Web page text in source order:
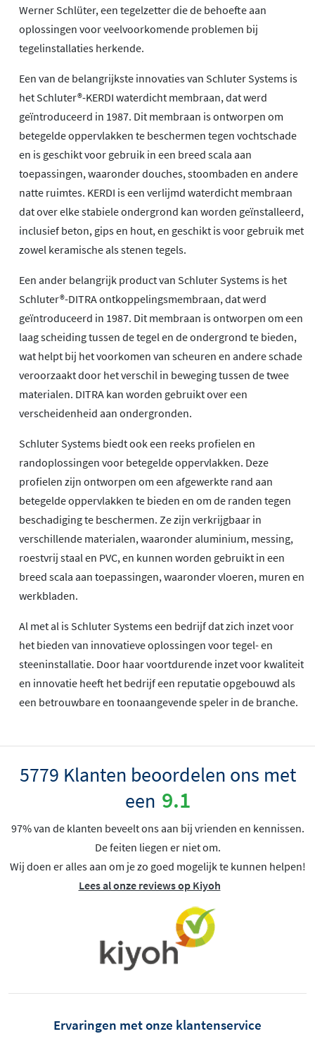
Werner Schlüter, een tegelzetter die de behoefte aan
oplossingen voor veelvoorkomende problemen bij
tegelinstallaties herkende.
Een van de belangrijkste innovaties van Schluter Systems is
het Schluter®-KERDI waterdicht membraan, dat werd
geïntroduceerd in 1987. Dit membraan is ontworpen om
betegelde oppervlakken te beschermen tegen vochtschade
en is geschikt voor gebruik in een breed scala aan
toepassingen, waaronder douches, stoombaden en andere
natte ruimtes. KERDI is een verlijmd waterdicht membraan
dat over elke stabiele ondergrond kan worden geïnstalleerd,
inclusief beton, gips en hout, en geschikt is voor gebruik met
zowel keramische als stenen tegels.
Een ander belangrijk product van Schluter Systems is het
Schluter®-DITRA ontkoppelingsmembraan, dat werd
geïntroduceerd in 1987. Dit membraan is ontworpen om een
laag scheiding tussen de tegel en de ondergrond te bieden,
wat helpt bij het voorkomen van scheuren en andere schade
veroorzaakt door het verschil in beweging tussen de twee
materialen. DITRA kan worden gebruikt over een
verscheidenheid aan ondergronden.
Schluter Systems biedt ook een reeks profielen en
randoplossingen voor betegelde oppervlakken. Deze
profielen zijn ontworpen om een afgewerkte rand aan
betegelde oppervlakken te bieden en om de randen tegen
beschadiging te beschermen. Ze zijn verkrijgbaar in
verschillende materialen, waaronder aluminium, messing,
roestvrij staal en PVC, en kunnen worden gebruikt in een
breed scala aan toepassingen, waaronder vloeren, muren en
werkbladen.
Al met al is Schluter Systems een bedrijf dat zich inzet voor
het bieden van innovatieve oplossingen voor tegel- en
steeninstallatie. Door haar voortdurende inzet voor kwaliteit
en innovatie heeft het bedrijf een reputatie opgebouwd als
een betrouwbare en toonaangevende speler in de branche.
5779 Klanten beoordelen ons met
een 9.1
97% van de klanten beveelt ons aan bij vrienden en kennissen.
De feiten liegen er niet om.
Wij doen er alles aan om je zo goed mogelijk te kunnen helpen!
Lees al onze reviews op Kiyoh
Ervaringen met onze klantenservice